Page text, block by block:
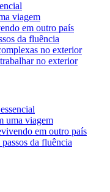
viagem
em outro país
da fluência
no exterior
no exterior
uma viagem
em outro país
da fluência